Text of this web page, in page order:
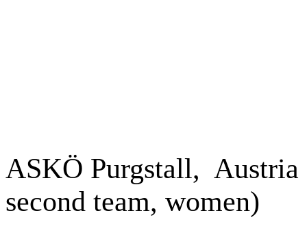
ASKÖ Purgstall, Austria
second team, women)